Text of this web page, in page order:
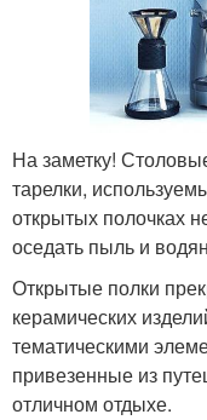
На заметку!
тарелки,
открытых полочках
оседать пыль и
Открытые полки
керамических
тематическими
привезенные из
отличном отдыхе.